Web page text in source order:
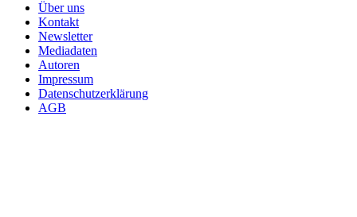
Über uns
Kontakt
Newsletter
Mediadaten
Autoren
Impressum
Datenschutzerklärung
AGB